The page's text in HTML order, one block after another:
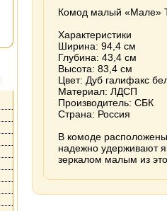
Комод малый «Мале»
Характеристики
Ширина: 94,4 см
Глубина: 43,4 см
Высота: 83,4 см
Цвет: Дуб галифакс
Материал: ЛДСП
Производитель: СБК
Страна: Россия
В комоде
надежно удерживают
зеркалом малым из